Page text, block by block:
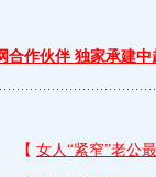
合作伙伴 独家承建中